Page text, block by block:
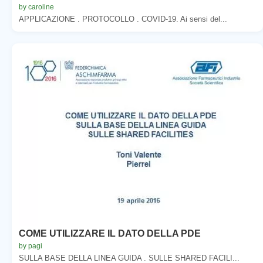
by caroline
APPLICAZIONE . PROTOCOLLO . COVID-19. Ai sensi del...
COME UTILIZZARE IL DATO DELLA PDE
by pagi
SULLA BASE DELLA LINEA GUIDA . SULLE SHARED FACILI...